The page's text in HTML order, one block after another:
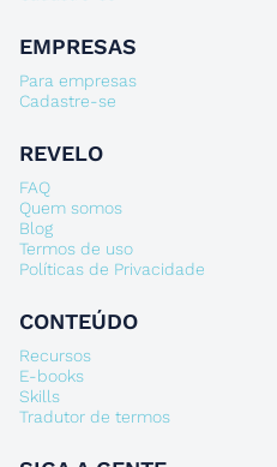
EMPRESAS
Para empresas
Cadastre-se
REVELO
FAQ
Quem somos
Blog
Termos de uso
Políticas de Privacidade
CONTEÚDO
Recursos
E-books
Skills
Tradutor de termos